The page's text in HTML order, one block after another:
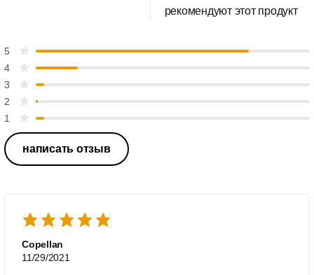
рекомендуют этот продукт
5
4
3
2
1
написать отзыв
Copellan
11/29/2021